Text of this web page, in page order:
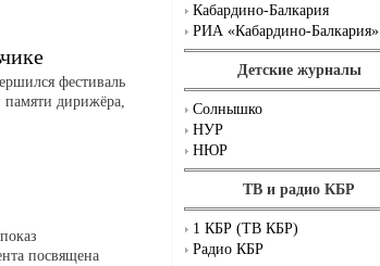
Кабардино-Балкария
РИА «Кабардино-Балкария»
Детские журналы
Солнышко
НУР
НЮР
ТВ и радио КБР
1 КБР (ТВ КБР)
Радио КБР
фестиваль
дирижёра,
посвящена